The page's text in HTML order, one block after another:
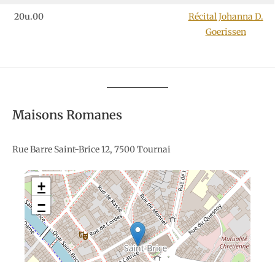
20u.00
Récital Johanna D.
Goerissen
Maisons Romanes
Rue Barre Saint-Brice 12, 7500 Tournai
+
−